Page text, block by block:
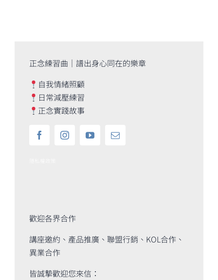
正念練習曲｜譜出身心同在的樂章
自我情緒照顧
日常減壓練習
正念實踐故事
歡迎各界合作
講座邀約、產品推廣、聯盟行銷、KOL合作、
異業合作
皆誠摯歡迎您來信：